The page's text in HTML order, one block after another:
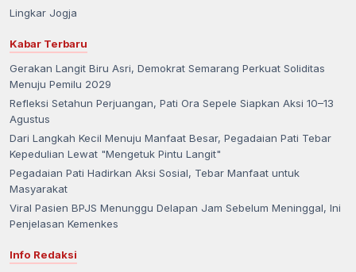
Lingkar Jogja
Kabar Terbaru
Gerakan Langit Biru Asri, Demokrat Semarang Perkuat Soliditas
Menuju Pemilu 2029
Refleksi Setahun Perjuangan, Pati Ora Sepele Siapkan Aksi 10–13
Agustus
Dari Langkah Kecil Menuju Manfaat Besar, Pegadaian Pati Tebar
Kepedulian Lewat "Mengetuk Pintu Langit"
Pegadaian Pati Hadirkan Aksi Sosial, Tebar Manfaat untuk
Masyarakat
Viral Pasien BPJS Menunggu Delapan Jam Sebelum Meninggal, Ini
Penjelasan Kemenkes
Info Redaksi